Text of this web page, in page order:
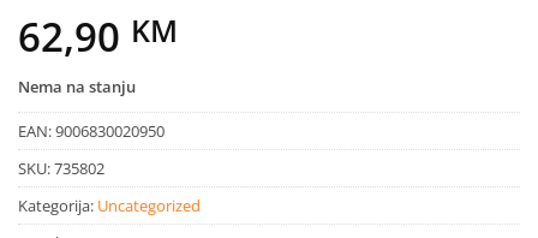
62,90 KM
Nema na stanju
EAN:9006830020950
SKU:735802
Kategorija: Uncategorized